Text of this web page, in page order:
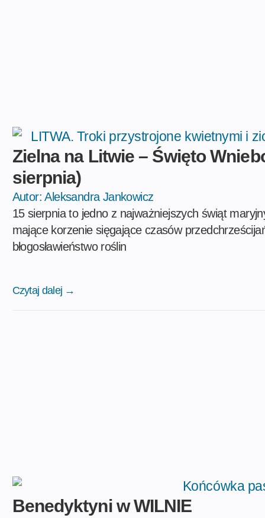
Zielna na Litwie – Święto
sierpnia)
Autor: Aleksandra Jankowicz
15 sierpnia to jedno z najważniejszych świąt
mające korzenie sięgające czasów
błogosławieństwo roślin
Czytaj dalej →
Benedyktyni w WILNIE